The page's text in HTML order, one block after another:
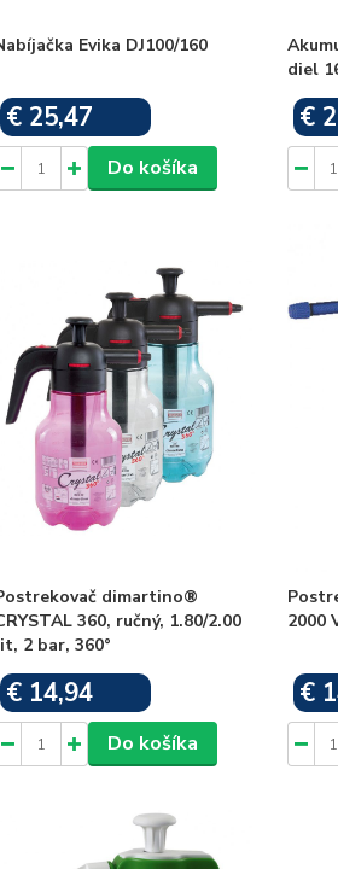
Evika DJ100/160
€ 25,47
Do košíka
diel
€
dimartino®
360, ručný, 1.80/2.00
2 bar, 360°
€ 14,94
Do košíka
2000
€